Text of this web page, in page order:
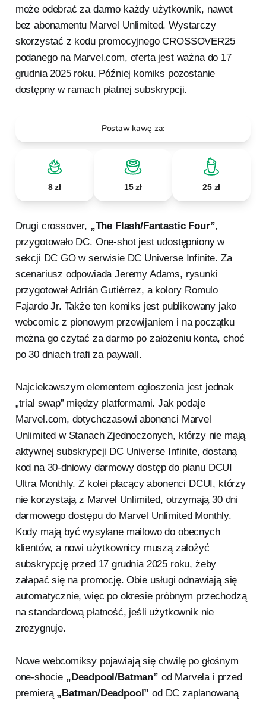
może odebrać za darmo każdy użytkownik, nawet
bez abonamentu Marvel Unlimited. Wystarczy
skorzystać z kodu promocyjnego CROSSOVER25
podanego na Marvel.com, oferta jest ważna do 17
grudnia 2025 roku. Później komiks pozostanie
dostępny w ramach płatnej subskrypcji.
Postaw kawę za:
8 zł 15 zł 25 zł
Drugi crossover, „The Flash/Fantastic Four”,
przygotowało DC. One-shot jest udostępniony w
sekcji DC GO w serwisie DC Universe Infinite. Za
scenariusz odpowiada Jeremy Adams, rysunki
przygotował Adrián Gutiérrez, a kolory Romulo
Fajardo Jr. Także ten komiks jest publikowany jako
webcomic z pionowym przewijaniem i na początku
można go czytać za darmo po założeniu konta, choć
po 30 dniach trafi za paywall.
Najciekawszym elementem ogłoszenia jest jednak
„trial swap” między platformami. Jak podaje
Marvel.com, dotychczasowi abonenci Marvel
Unlimited w Stanach Zjednoczonych, którzy nie mają
aktywnej subskrypcji DC Universe Infinite, dostaną
kod na 30-dniowy darmowy dostęp do planu DCUI
Ultra Monthly. Z kolei płacący abonenci DCUI, którzy
nie korzystają z Marvel Unlimited, otrzymają 30 dni
darmowego dostępu do Marvel Unlimited Monthly.
Kody mają być wysyłane mailowo do obecnych
klientów, a nowi użytkownicy muszą założyć
subskrypcję przed 17 grudnia 2025 roku, żeby
załapać się na promocję. Obie usługi odnawiają się
automatycznie, więc po okresie próbnym przechodzą
na standardową płatność, jeśli użytkownik nie
zrezygnuje.
Nowe webcomiksy pojawiają się chwilę po głośnym
one-shocie „Deadpool/Batman” od Marvela i przed
premierą „Batman/Deadpool” od DC zaplanowaną